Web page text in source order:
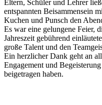
Eltern, Schüler und Lehrer
entspannten Beisammensein
Kuchen und Punsch den
Es war eine gelungene Feier,
Jahreszeit gebührend
große Talent und den
Ein herzlicher Dank geht an
Engagement und
beigetragen haben.